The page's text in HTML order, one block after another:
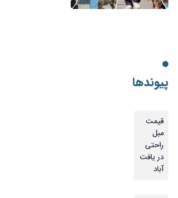
پیوندها
قیمت
مبل
راحتی
در یافت
آباد